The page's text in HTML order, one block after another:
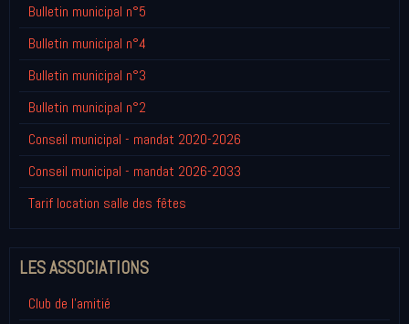
Bulletin municipal n°5
Bulletin municipal n°4
Bulletin municipal n°3
Bulletin municipal n°2
Conseil municipal - mandat 2020-2026
Conseil municipal - mandat 2026-2033
Tarif location salle des fêtes
LES ASSOCIATIONS
Club de l'amitié